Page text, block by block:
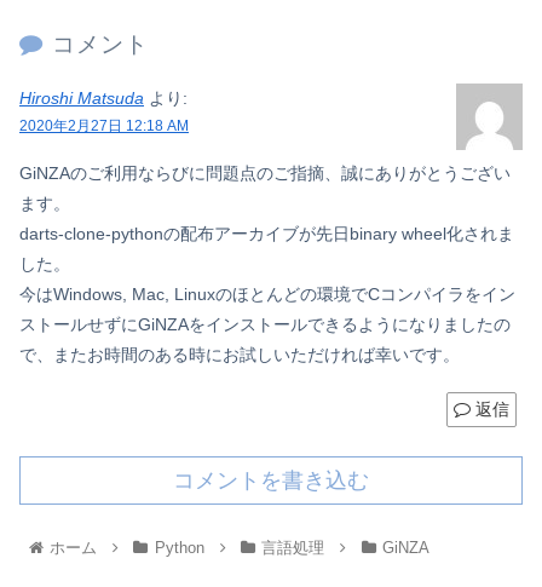
コメント
Hiroshi Matsuda より:
2020年2月27日 12:18 AM
GiNZAのご利用ならびに問題点のご指摘、誠にありがとうござい
ます。
darts-clone-pythonの配布アーカイブが先日binary wheel化されま
した。
今はWindows, Mac, Linuxのほとんどの環境でCコンパイラをイン
ストールせずにGiNZAをインストールできるようになりましたの
で、またお時間のある時にお試しいただければ幸いです。
返信
コメントを書き込む
ホーム Python 言語処理 GiNZA